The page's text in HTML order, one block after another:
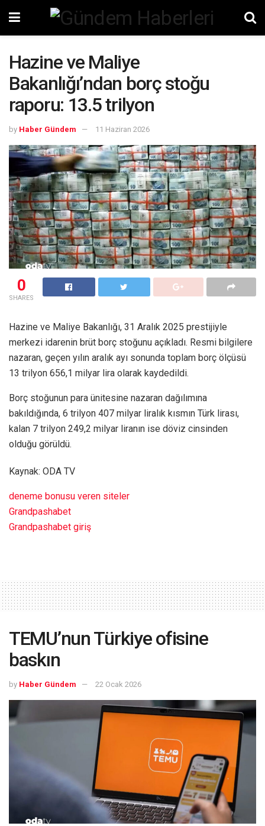
Hazine ve Maliye
Bakanlığı’ndan borç stoğu
raporu: 13.5 trilyon
by Haber Gündem 11 Haziran 2026
0
SHARES
Hazine ve Maliye Bakanlığı, 31 Aralık 2025 prestijiyle
merkezi idarenin brüt borç stoğunu açıkladı. Resmi bilgilere
nazaran, geçen yılın aralık ayı sonunda toplam borç ölçüsü
13 trilyon 656,1 milyar lira olarak kaydedildi.
Borç stoğunun para ünitesine nazaran dağılımına
bakıldığında, 6 trilyon 407 milyar liralık kısmın Türk lirası,
kalan 7 trilyon 249,2 milyar liranın ise döviz cinsinden
olduğu görüldü.
Kaynak: ODA TV
deneme bonusu veren siteler
Grandpashabet
Grandpashabet giriş
TEMU’nun Türkiye ofisine
baskın
by Haber Gündem 22 Ocak 2026